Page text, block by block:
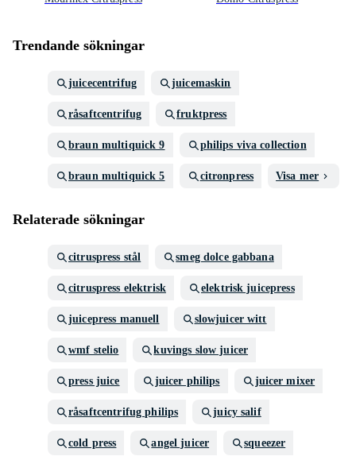
Trendande sökningar
juicecentrifug juicemaskin
råsaftcentrifug fruktpress
braun multiquick 9 philips viva collection
braun multiquick 5 citronpress Visa mer
Relaterade sökningar
citruspress stål smeg dolce gabbana
citruspress elektrisk elektrisk juicepress
juicepress manuell slowjuicer witt
wmf stelio kuvings slow juicer
press juice juicer philips juicer mixer
råsaftcentrifug philips juicy salif
cold press angel juicer squeezer